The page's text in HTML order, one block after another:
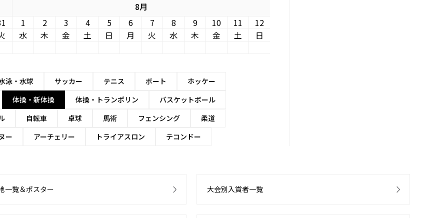
8月
1 2 3 4 5 6 7 8 9 10 11
12
水 木 金 土 日 月 火 水 木 金 土
日
泳・水球 サッカー テニス ボート
ホッケー
体操・新体操 体操・トランポリン
バスケットボール
自転車 卓球 馬術 フェンシング
柔道
ー アーチェリー トライアスロン テコンドー
一覧＆ポスター 大会別入賞者一覧